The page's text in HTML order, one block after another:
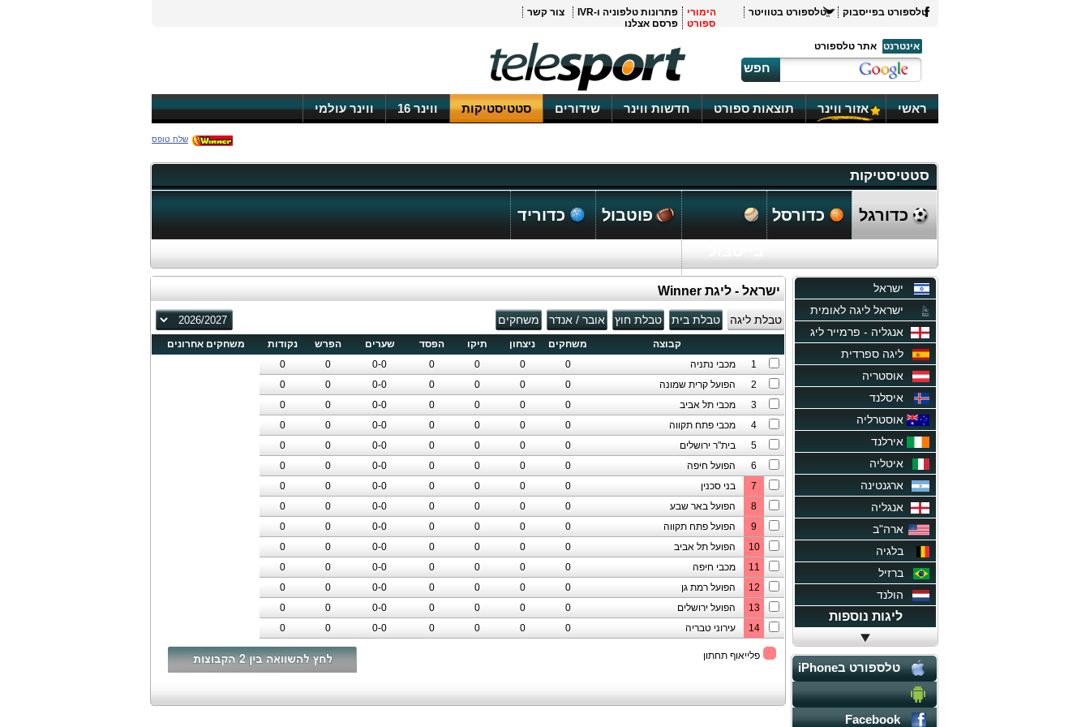
טלספורט בפייסבוק טלספורט בטוויטר
הימורי
ספורט
פתרונות טלפוניה ו-IVR
צור קשר
פרסם אצלנו
אינטרנט
אתר טלספורט
חפש
ראשי אזור ווינר תוצאות ספורט חדשות ווינר שידורים סטטיסטיקות ווינר 16 ווינר עולמי
שלח טופס
סטטיסטיקות
כדורגל
כדורסל
פוטבול כדוריד
ישראל
ישראל ליגה לאומית
אנגליה - פרמייר ליג
ליגה ספרדית
אוסטריה
איסלנד
אוסטרליה
אירלנד
איטליה
ארגנטינה
אנגליה
ארה"ב
בלגיה
ברזיל
הולנד
ליגות נוספות
טלספורט בiPhone
טלספורט בAndroid
Facebook
ישראל - ליגת Winner
טבלת ליגה טבלת בית טבלת חוץ אובר / אנדר משחקים
קבוצה משחקים ניצחון תיקו הפסד שערים הפרש נקודות
משחקים אחרונים
1
מכבי נתניה 0
0
0
0
0-0
0
0
2
הפועל קרית שמונה 0
0
0
0
0-0
0
0
3
מכבי תל אביב 0
0
0
0
0-0
0
0
4
מכבי פתח תקווה 0
0
0
0
0-0
0
0
5
בית"ר ירושלים 0
0
0
0
0-0
0
0
6
הפועל חיפה 0
0
0
0
0-0
0
0
7
בני סכנין 0
0
0
0
0-0
0
0
8
הפועל באר שבע 0
0
0
0
0-0
0
0
9
הפועל פתח תקווה 0
0
0
0
0-0
0
0
10
הפועל תל אביב 0
0
0
0
0-0
0
0
11
מכבי חיפה 0
0
0
0
0-0
0
0
12
הפועל רמת גן 0
0
0
0
0-0
0
0
13
הפועל ירושלים 0
0
0
0
0-0
0
0
14
עירוני טבריה 0
0
0
0
0-0
0
0
פלייאוף תחתון